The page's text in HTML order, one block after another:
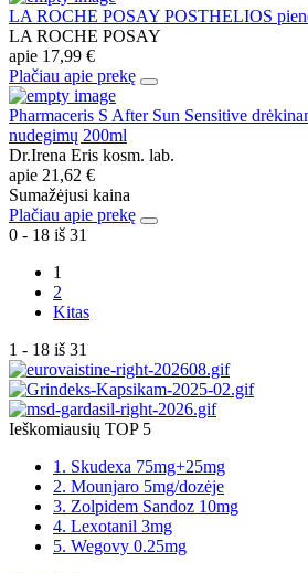
LA ROCHE POSAY POSTHELIOS
LA ROCHE POSAY
apie 17,99 €
Plačiau apie prekę
Pharmaceris S After Sun Sensitive
nudegimų 200ml
Dr.Irena Eris kosm. lab.
apie 21,62 €
Sumažėjusi kaina
Plačiau apie prekę
0 - 18 iš 31
1
2
Kitas
1 - 18 iš 31
Ieškomiausių TOP 5
1. Skudexa 75mg+25mg
2. Mounjaro 5mg/dozėje
3. Zolpidem Sandoz 10mg
4. Lexotanil 3mg
5. Wegovy 0.25mg